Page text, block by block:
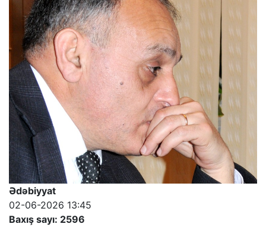
Ədəbiyyat
02-06-2026 13:45
Baxış sayı: 2596